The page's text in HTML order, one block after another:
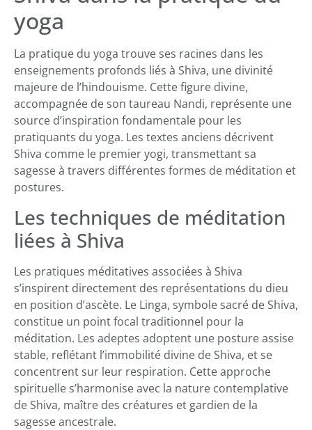
yoga
La pratique du yoga trouve ses racines dans les
enseignements profonds liés à Shiva, une divinité
majeure de l’hindouisme. Cette figure divine,
accompagnée de son taureau Nandi, représente une
source d’inspiration fondamentale pour les
pratiquants du yoga. Les textes anciens décrivent
Shiva comme le premier yogi, transmettant sa
sagesse à travers différentes formes de méditation et
postures.
Les techniques de méditation
liées à Shiva
Les pratiques méditatives associées à Shiva
s’inspirent directement des représentations du dieu
en position d’ascète. Le Linga, symbole sacré de Shiva,
constitue un point focal traditionnel pour la
méditation. Les adeptes adoptent une posture assise
stable, reflétant l’immobilité divine de Shiva, et se
concentrent sur leur respiration. Cette approche
spirituelle s’harmonise avec la nature contemplative
de Shiva, maître des créatures et gardien de la
sagesse ancestrale.